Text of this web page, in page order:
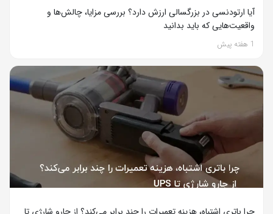
آیا ارتودنسی در بزرگسالی ارزش دارد؟ بررسی مزایا، چالش‌ها و
واقعیت‌هایی که باید بدانید
1 هفته پیش